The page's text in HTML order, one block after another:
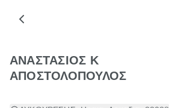
ΑΝΑΣΤΑΣΙΟΣ Κ
ΑΠΟΣΤΟΛΟΠΟΥΛΟΣ